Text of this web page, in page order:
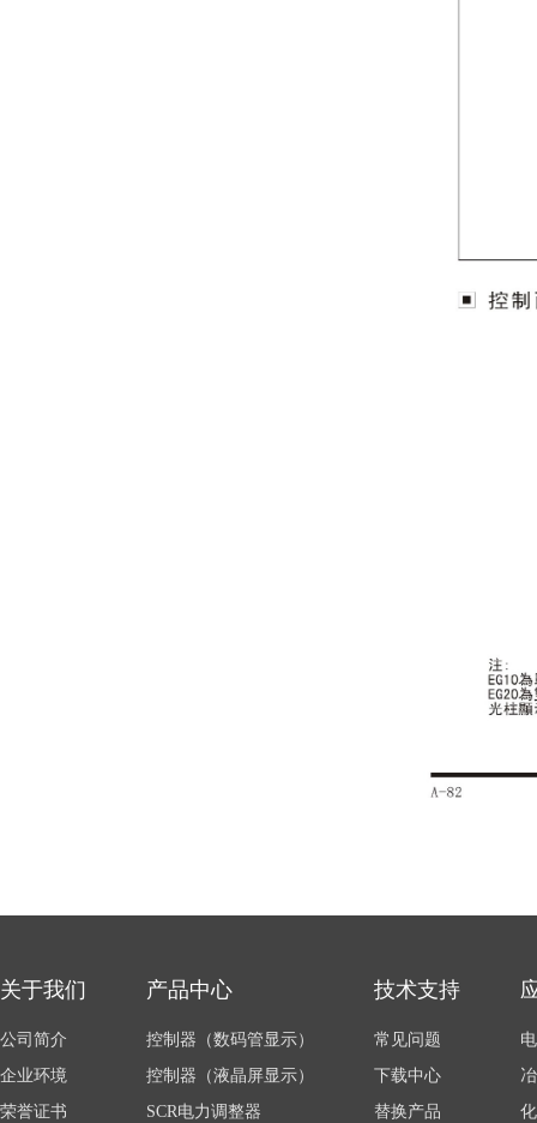
关于我们
公司简介
企业环境
荣誉证书
产品中心
控制器（数码管显示）
控制器（液晶屏显示）
SCR电力调整器
技术支持
常见问题
下载中心
替换产品